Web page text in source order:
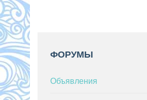
ФОРУМЫ
Объявления